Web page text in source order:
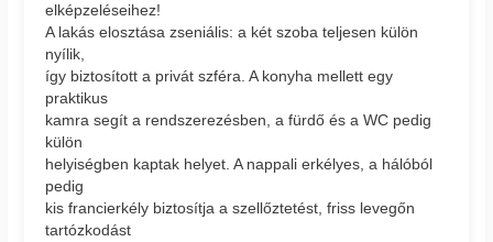
elképzeléseihez!
A lakás elosztása zseniális: a két szoba teljesen külön
nyílik,
így biztosított a privát szféra. A konyha mellett egy
praktikus
kamra segít a rendszerezésben, a fürdő és a WC pedig
külön
helyiségben kaptak helyet. A nappali erkélyes, a hálóból
pedig
kis francierkély biztosítja a szellőztetést, friss levegőn
tartózkodást